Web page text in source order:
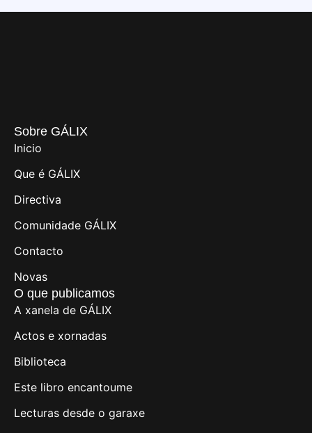
Sobre GÁLIX
Inicio
Que é GÁLIX
Directiva
Comunidade GÁLIX
Contacto
Novas
O que publicamos
A xanela de GÁLIX
Actos e xornadas
Biblioteca
Este libro encantoume
Lecturas desde o garaxe